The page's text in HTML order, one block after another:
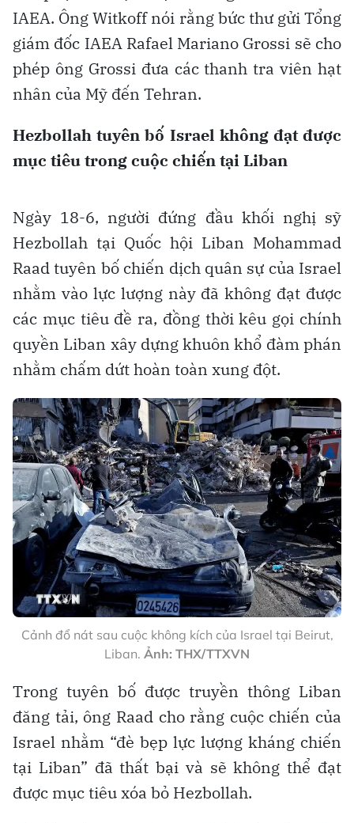
IAEA. Ông Witkoff nói rằng bức thư gửi Tổng
giám đốc IAEA Rafael Mariano Grossi sẽ cho
phép ông Grossi đưa các thanh tra viên hạt
nhân của Mỹ đến Tehran.
Hezbollah tuyên bố Israel không đạt được
mục tiêu trong cuộc chiến tại Liban
Ngày 18-6, người đứng đầu khối nghị sỹ
Hezbollah tại Quốc hội Liban Mohammad
Raad tuyên bố chiến dịch quân sự của Israel
nhằm vào lực lượng này đã không đạt được
các mục tiêu đề ra, đồng thời kêu gọi chính
quyền Liban xây dựng khuôn khổ đàm phán
nhằm chấm dứt hoàn toàn xung đột.
Cảnh đổ nát sau cuộc không kích của Israel tại Beirut,
Liban. Ảnh: THX/TTXVN
Trong tuyên bố được truyền thông Liban
đăng tải, ông Raad cho rằng cuộc chiến của
Israel nhằm “đè bẹp lực lượng kháng chiến
tại Liban” đã thất bại và sẽ không thể đạt
được mục tiêu xóa bỏ Hezbollah.